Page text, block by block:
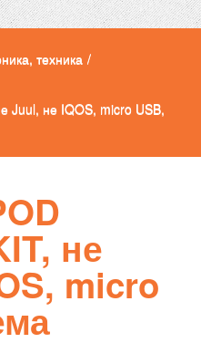
техника /
Juul, не IQOS, micro USB,
не
micro